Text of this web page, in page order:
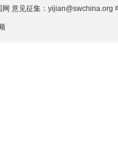
意见征集：yijian@swchina.org